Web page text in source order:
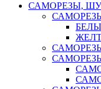
САМОРЕЗЫ,